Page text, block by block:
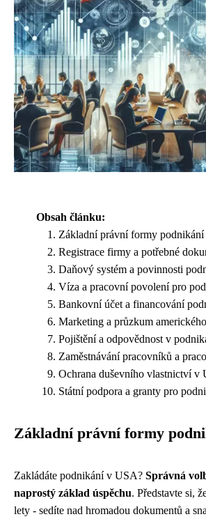
Obsah článku:
Základní právní formy
Registrace firmy a potřebné
Daňový systém a povinnosti
Víza a pracovní povolení pro
Bankovní účet a financování
Marketing a průzkum
Pojištění a odpovědnost v
Zaměstnávání pracovníků a
Ochrana duševního vlastnictví v
Státní podpora a granty pro
Základní právní formy
Zakládáte podnikání v USA? Správná
naprostý základ úspěchu. Představte si,
lety - sedíte nad hromadou dokumentů a